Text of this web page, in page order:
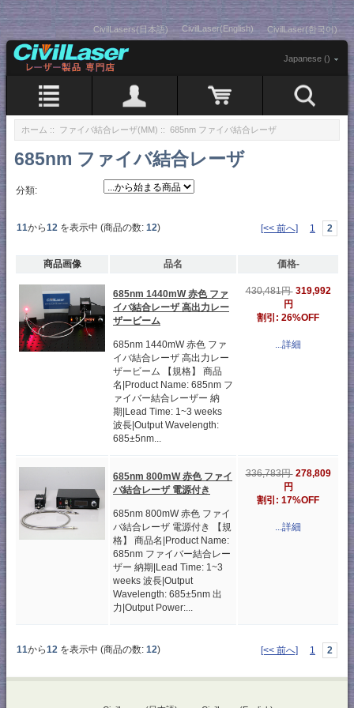
CivilLasers(日本語) CivilLaser(English) CivilLaser(한국어)
Japanese ()
ホーム :: ファイバ結合レーザ(MM) :: 685nm ファイバ結合レーザ
685nm ファイバ結合レーザ
分類:
11から12 を表示中 (商品の数: 12) [<< 前へ] 1 2
商品画像 品名 価格-
685nm 1440mW 赤色 ファ
イバ結合レーザ 高出力レー
ザービーム
685nm 1440mW 赤色 ファ
イバ結合レーザ 高出力レー
ザービーム 【規格】 商品
名|Product Name: 685nm フ
ァイバー結合レーザー 納
期|Lead Time: 1~3 weeks
波長|Output Wavelength:
685±5nm...
430,481円 319,992
円
割引: 26%OFF
...詳細
685nm 800mW 赤色 ファイ
バ結合レーザ 電源付き
685nm 800mW 赤色 ファイ
バ結合レーザ 電源付き 【規
格】 商品名|Product Name:
685nm ファイバー結合レー
ザー 納期|Lead Time: 1~3
weeks 波長|Output
Wavelength: 685±5nm 出
力|Output Power:...
336,783円 278,809
円
割引: 17%OFF
...詳細
11から12 を表示中 (商品の数: 12) [<< 前へ] 1 2